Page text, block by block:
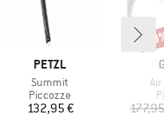
MARCHIO
PETZL
Articolo
Summit
Gruppo di prodotti
Piccozze
Prezzo
132,95 €
Air